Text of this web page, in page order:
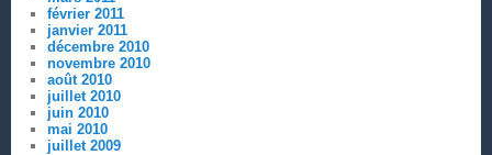
février 2011
janvier 2011
décembre 2010
novembre 2010
août 2010
juillet 2010
juin 2010
mai 2010
juillet 2009